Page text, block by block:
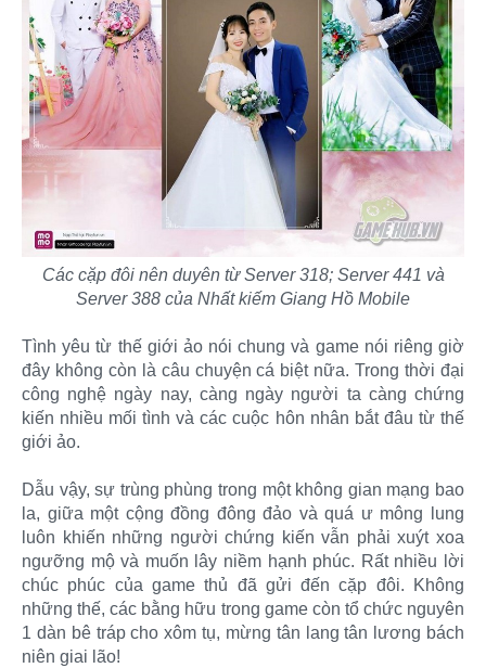
Các cặp đôi nên duyên từ Server 318; Server 441 và
Server 388 của Nhất kiếm Giang Hồ Mobile
Tình yêu từ thế giới ảo nói chung và game nói riêng giờ
đây không còn là câu chuyện cá biệt nữa. Trong thời đại
công nghệ ngày nay, càng ngày người ta càng chứng
kiến nhiều mối tình và các cuộc hôn nhân bắt đâu từ thế
giới ảo.
Dẫu vậy, sự trùng phùng trong một không gian mạng bao
la, giữa một cộng đồng đông đảo và quá ư mông lung
luôn khiến những người chứng kiến vẫn phải xuýt xoa
ngưỡng mộ và muốn lây niềm hạnh phúc. Rất nhiều lời
chúc phúc của game thủ đã gửi đến cặp đôi. Không
những thế, các bằng hữu trong game còn tổ chức nguyên
1 dàn bê tráp cho xôm tụ, mừng tân lang tân lương bách
niên giai lão!